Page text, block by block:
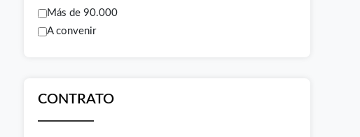
Más de 90.000
A convenir
CONTRATO